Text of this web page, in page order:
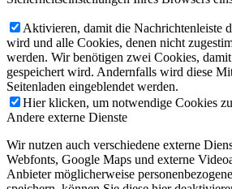
Aktivieren, damit die Nachrichtenleiste
wird und alle Cookies, denen nicht
werden. Wir benötigen zwei Cookies,
gespeichert wird. Andernfalls wird diese
Seitenladen eingeblendet werden.
Hier klicken, um notwendige Cookies
Andere externe Dienste
Wir nutzen auch verschiedene externe
Webfonts, Google Maps und externe
Anbieter möglicherweise